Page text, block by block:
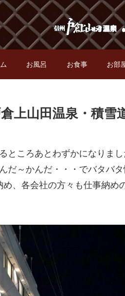
お風呂 お食事 お部
倉上山田温泉・積雪
ところあとわずかになりまし
だ～かんだ・・・でバタバタ
め、各会社の方々も仕事納